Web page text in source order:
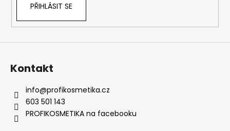
ý
p
PŘIHLÁSIT SE
Kontakt
info@profikosmetika.cz
603 501 143
PROFIKOSMETIKA na facebooku